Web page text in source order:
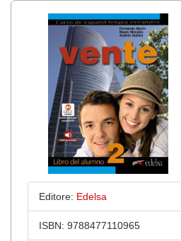
Editore: Edelsa
ISBN: 9788477110965